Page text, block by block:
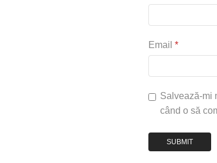
Email *
Salvează-mi
când o să